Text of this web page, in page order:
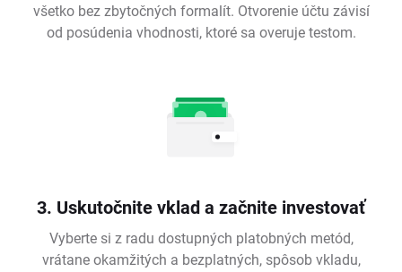
všetko bez zbytočných formalít. Otvorenie účtu závisí
od posúdenia vhodnosti, ktoré sa overuje testom.
3. Uskutočnite vklad a začnite investovať
Vyberte si z radu dostupných platobných metód,
vrátane okamžitých a bezplatných, spôsob vkladu,